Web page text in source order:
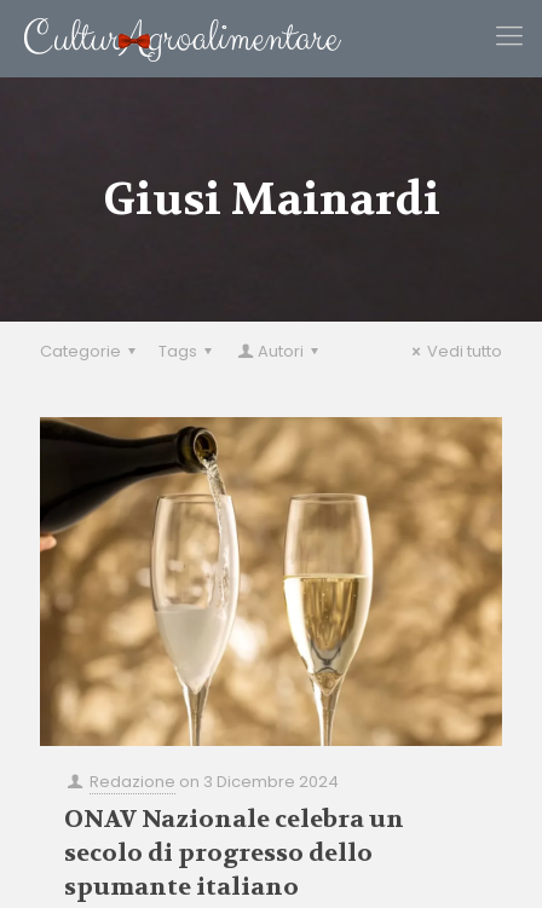
Giusi Mainardi
Categorie Tags Autori Vedi tutto
Redazione on 3 Dicembre 2024
ONAV Nazionale celebra un
secolo di progresso dello
spumante italiano